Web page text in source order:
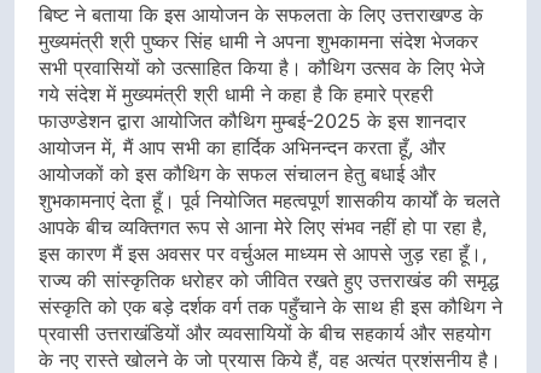
बिष्ट ने बताया कि इस आयोजन के सफलता के लिए उत्तराखण्ड के
मुख्यमंत्री श्री पुष्कर सिंह धामी ने अपना शुभकामना संदेश भेजकर
सभी प्रवासियों को उत्साहित किया है। कौथिग उत्सव के लिए भेजे
गये संदेश में मुख्यमंत्री श्री धामी ने कहा है कि हमारे प्रहरी
फाउण्डेशन द्वारा आयोजित कौथिग मुम्बई-2025 के इस शानदार
आयोजन में, मैं आप सभी का हार्दिक अभिनन्दन करता हूँ, और
आयोजकों को इस कौथिग के सफल संचालन हेतु बधाई और
शुभकामनाएं देता हूँ। पूर्व नियोजित महत्वपूर्ण शासकीय कार्यों के चलते
आपके बीच व्यक्तिगत रूप से आना मेरे लिए संभव नहीं हो पा रहा है,
इस कारण मैं इस अवसर पर वर्चुअल माध्यम से आपसे जुड़ रहा हूँ।,
राज्य की सांस्कृतिक धरोहर को जीवित रखते हुए उत्तराखंड की समृद्ध
संस्कृति को एक बड़े दर्शक वर्ग तक पहुँचाने के साथ ही इस कौथिग ने
प्रवासी उत्तराखंडियों और व्यवसायियों के बीच सहकार्य और सहयोग
के नए रास्ते खोलने के जो प्रयास किये हैं, वह अत्यंत प्रशंसनीय है।